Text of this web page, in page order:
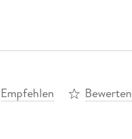
Empfehlen Bewerten